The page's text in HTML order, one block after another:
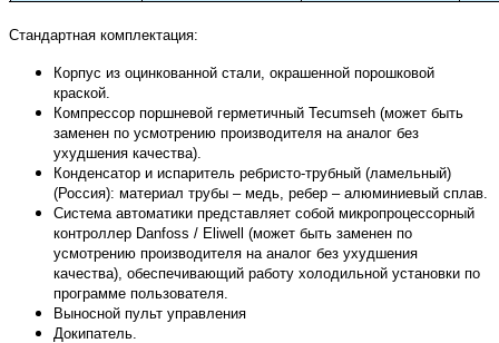
Стандартная комплектация:
Корпус из оцинкованной стали, окрашенной порошковой
краской.
Компрессор поршневой герметичный Tecumseh (может быть
заменен по усмотрению производителя на аналог без
ухудшения качества).
Конденсатор и испаритель ребристо-трубный (ламельный)
(Россия): материал трубы – медь, ребер – алюминиевый сплав.
Система автоматики представляет собой микропроцессорный
контроллер Danfoss / Eliwell (может быть заменен по
усмотрению производителя на аналог без ухудшения
качества), обеспечивающий работу холодильной установки по
программе пользователя.
Выносной пульт управления
Докипатель.